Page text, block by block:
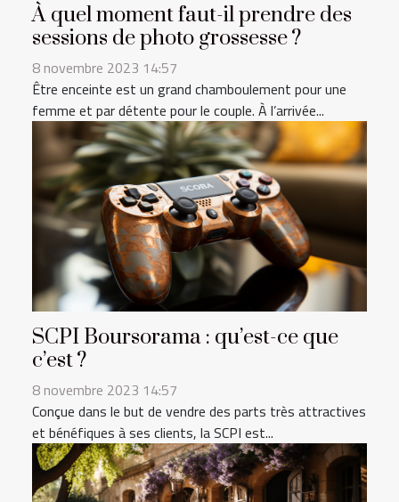
À quel moment faut-il prendre des
sessions de photo grossesse ?
8 novembre 2023 14:57
Être enceinte est un grand chamboulement pour une
femme et par détente pour le couple. À l’arrivée...
SCPI Boursorama : qu’est-ce que
c’est ?
8 novembre 2023 14:57
Conçue dans le but de vendre des parts très attractives
et bénéfiques à ses clients, la SCPI est...